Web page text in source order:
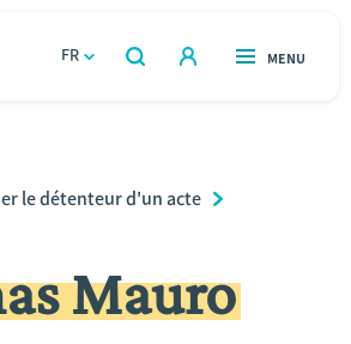
FR
OUVERT
RECHERCHER
OUVERT
MENU
le détenteur d'un acte
Mauro